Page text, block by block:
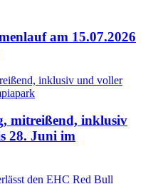
am 15.07.2026
mitreißend, inklusiv
28. Juni im